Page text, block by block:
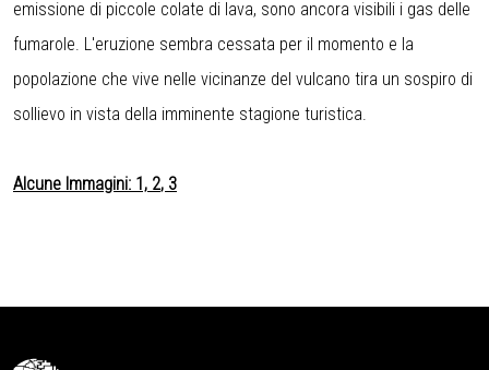
emissione di piccole colate di lava, sono ancora visibili i gas delle
fumarole. L'eruzione sembra cessata per il momento e la
popolazione che vive nelle vicinanze del vulcano tira un sospiro di
sollievo in vista della imminente stagione turistica.
Alcune Immagini: 1, 2, 3